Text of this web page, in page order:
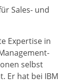
Sales- und
Expertise in
selbst
Er hat bei IBM